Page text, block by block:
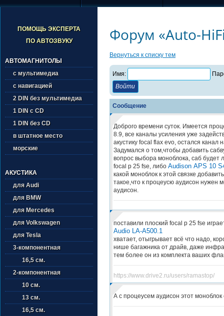
ПОМОЩЬ ЭКСПЕРТА
ПО АВТОЗВУКУ
АВТОМАГНИТОЛЫ
с мультимедиа
с навигацией
2 DIN без мультимедиа
1 DIN с CD
1 DIN без CD
в штатное место
морские
АКУСТИКА
для Audi
для BMW
для Mercedes
для Volkswagen
для Tesla
3-компонентная
16,5 см.
2-компонентная
10 см.
13 см.
16,5 см.
Форум «Auto-
Вернуться к списку тем
Имя:
Сообщение
Доброго времени суток. Имеется
8.9, все каналы усиления уже
акустику focal flax evo, остался канал
Задумался о том,чтобы добавить
вопрос выбора моноблока, саб будет
focal p 25 fse, либо Audison APS 10
какой моноблок к этой связке
такое,что к процеусю аудисон нужен
аудисон.
поставили плоский focal p 25 fse
Audio LA-A500.1
хватает, отыгрывает всё что надо,
нише багажника от драйв, даже инфра
тем более он из комплекта ваших
https://www.drive2.ru/users/ramastop/
А с процеусем аудисон этот моноблок